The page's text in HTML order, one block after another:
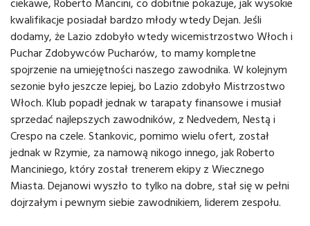
kwalifikacje posiadał bardzo młody wtedy Dejan. Jeśli
dodamy, że Lazio zdobyło wtedy wicemistrzostwo Włoch i
Puchar Zdobywców Pucharów, to mamy kompletne
spojrzenie na umiejętności naszego zawodnika. W kolejnym
sezonie było jeszcze lepiej, bo Lazio zdobyło Mistrzostwo
Włoch. Klub popadł jednak w tarapaty finansowe i musiał
sprzedać najlepszych zawodników, z Nedvedem, Nestą i
Crespo na czele. Stankovic, pomimo wielu ofert, został
jednak w Rzymie, za namową nikogo innego, jak Roberto
Manciniego, który został trenerem ekipy z Wiecznego
Miasta. Dejanowi wyszło to tylko na dobre, stał się w pełni
dojrzałym i pewnym siebie zawodnikiem, liderem zespołu.